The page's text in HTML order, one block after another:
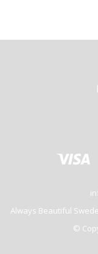
Always Beautiful
©